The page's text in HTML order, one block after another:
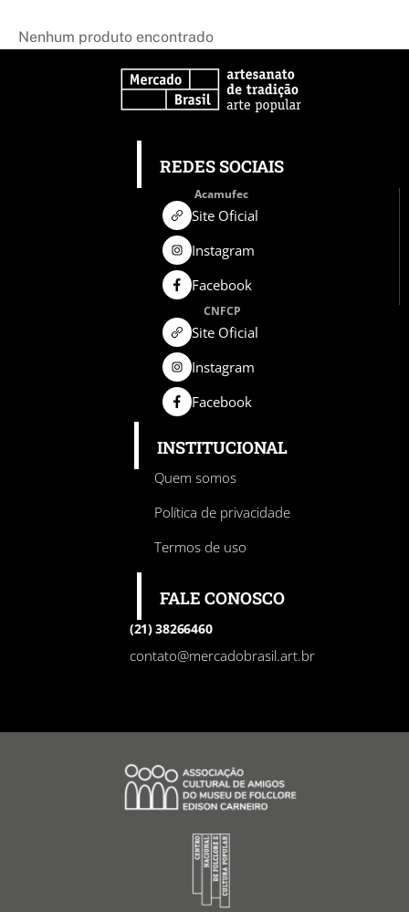
Nenhum produto encontrado
REDES SOCIAIS
Acamufec
Site Oficial
Instagram
Facebook
CNFCP
Site Oficial
Instagram
Facebook
INSTITUCIONAL
Quem somos
Política de privacidade
Termos de uso
FALE CONOSCO
(21) 38266460
contato@mercadobrasil.art.br